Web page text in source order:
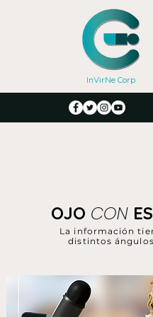
InVirNe Corp
La información
distintos ángulos
OJO CON